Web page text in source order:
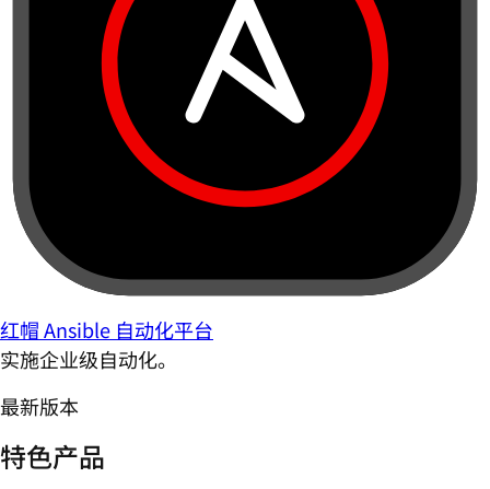
红帽 Ansible 自动化平台
实施企业级自动化。
最新版本
特色产品